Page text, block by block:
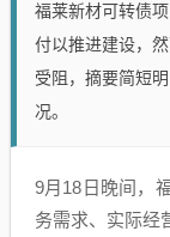
福莱新材可转债
付以推进建设，
受阻，摘要简短
况。
9月18日晚间，
务需求、实际经